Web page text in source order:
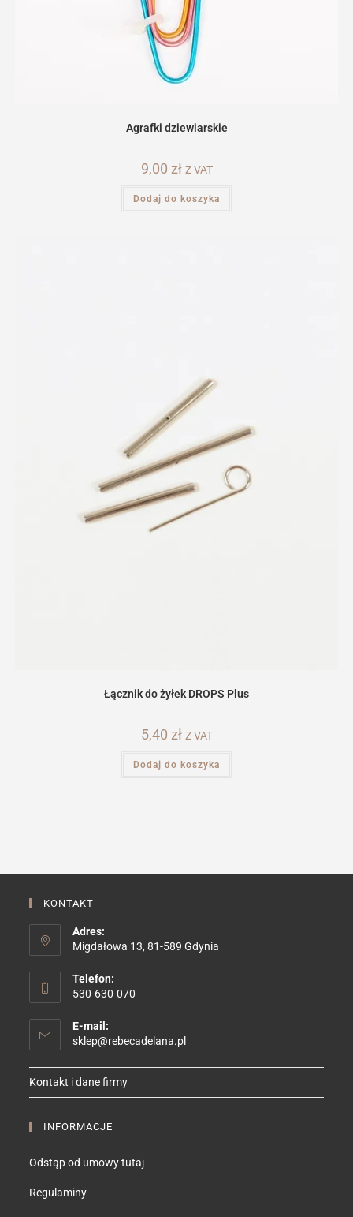
Agrafki dziewiarskie
9,00 zł Z VAT
Dodaj do koszyka
Łącznik do żyłek DROPS Plus
5,40 zł Z VAT
Dodaj do koszyka
KONTAKT
Adres:
Migdałowa 13, 81-589 Gdynia
Telefon:
530-630-070
E-mail:
sklep@rebecadelana.plOpens
your
Kontakt i dane firmy
INFORMACJE
Odstąp od umowy tutaj
Regulaminy